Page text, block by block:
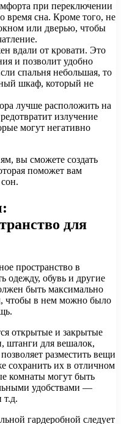
при переключении
время сна. Кроме того, не
или дверью, чтобы
вдали от кровати. Это
и позволит удобно
спальня небольшая, то
шкаф, который не
лучше расположить на
излучение
могут негативно
вы сможете создать
поможет вам
для
пространство в
одежду, обувь и другие
быть максимально
чтобы в нем можно было
открытые и закрытые
штанги для вешалок,
разместить вещи
сохранить их в отличном
комнаты могут быть
удобствами —
т.д.
гардеробной следует